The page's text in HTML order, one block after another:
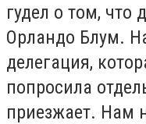
гудел о том, что
Орландо Блум.
делегация,
попросила
приезжает. Нам